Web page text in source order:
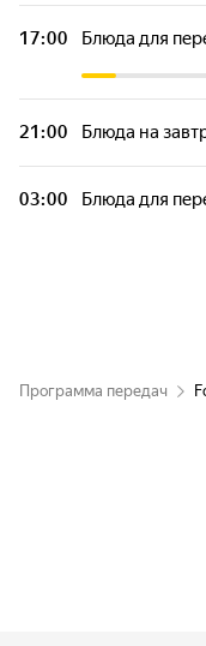
17:00 Блюда для
21:00 Блюда на
03:00 Блюда для
Программа передач